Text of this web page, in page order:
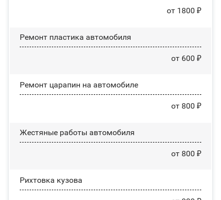
от 1800 ₽
Ремонт пластика автомобиля
от 600 ₽
Ремонт царапин на автомобиле
от 800 ₽
Жестяные работы автомобиля
от 800 ₽
Рихтовка кузова